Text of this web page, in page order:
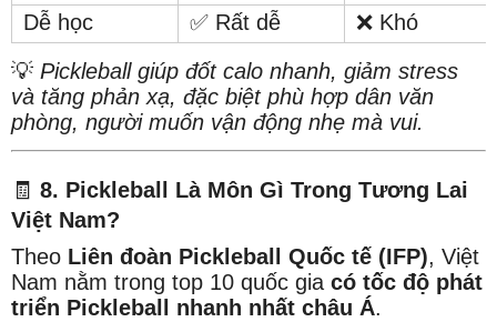
Dễ học ✅ Rất dễ
❌ Khó
💡 Pickleball giúp đốt calo nhanh, giảm stress
và tăng phản xạ, đặc biệt phù hợp dân văn
phòng, người muốn vận động nhẹ mà vui.
🧾 8. Pickleball Là Môn Gì Trong Tương Lai
Việt Nam?
Theo Liên đoàn Pickleball Quốc tế (IFP), Việt
Nam nằm trong top 10 quốc gia có tốc độ phát
triển Pickleball nhanh nhất châu Á.